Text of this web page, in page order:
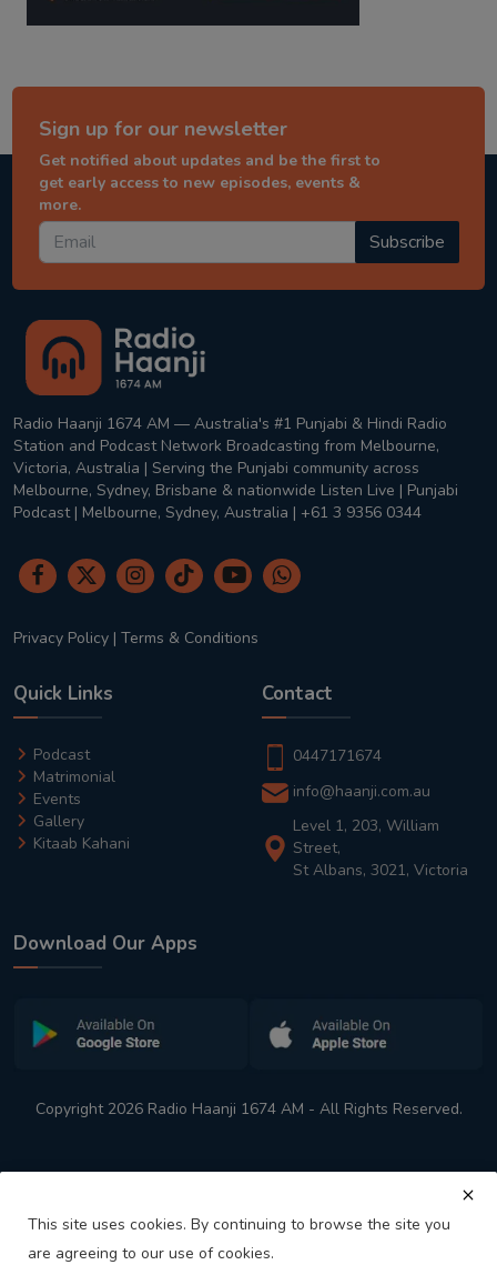
Sign up for our newsletter
Get notified about updates and be the first to
get early access to new episodes, events &
more.
Subscribe
Radio Haanji 1674 AM — Australia's #1 Punjabi & Hindi Radio
Station and Podcast Network Broadcasting from Melbourne,
Victoria, Australia | Serving the Punjabi community across
Melbourne, Sydney, Brisbane & nationwide Listen Live | Punjabi
Podcast | Melbourne, Sydney, Australia | +61 3 9356 0344
Privacy Policy | Terms & Conditions
Quick Links
Podcast
Matrimonial
Events
Gallery
Kitaab Kahani
Contact
0447171674
info@haanji.com.au
Level 1, 203, William
Street,
St Albans, 3021, Victoria
Download Our Apps
Copyright 2026 Radio Haanji 1674 AM - All Rights Reserved.
This site uses cookies. By continuing to browse the site you
are agreeing to our use of cookies.